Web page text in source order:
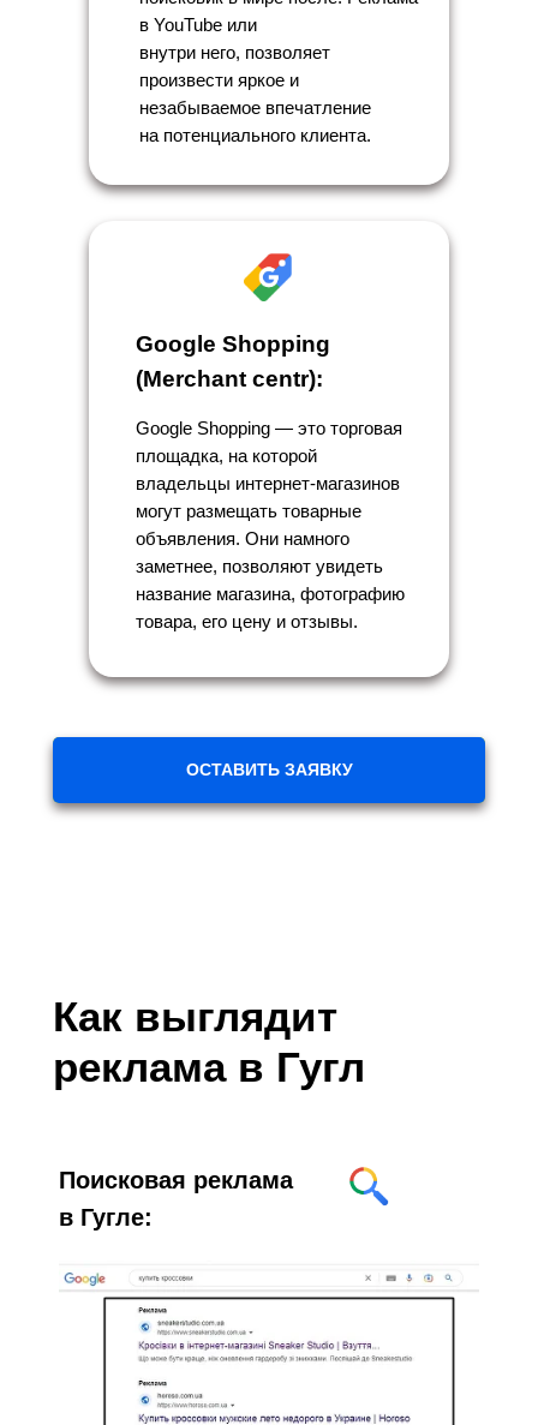
ОСТАВИТЬ ЗАЯВКУ
в YouTube или
внутри него, позволяет
произвести яркое и
незабываемое впечатление
на потенциального клиента.
Google Shopping
(Merchant centr):
Google Shopping — это торговая
площадка, на которой
владельцы интернет-магазинов
могут размещать товарные
объявления. Они намного
заметнее, позволяют увидеть
название магазина, фотографию
товара, его цену и отзывы.
Как выглядит
реклама в Гугл
Поисковая реклама
в Гугле: